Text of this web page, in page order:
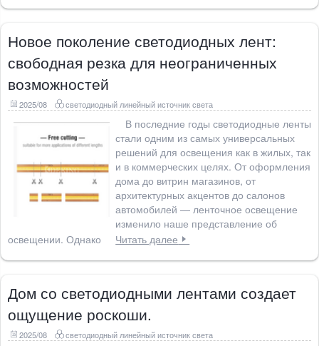
Новое поколение светодиодных лент:
свободная резка для неограниченных
возможностей
2025/08 светодиодный линейный источник света
В последние годы светодиодные ленты
стали одним из самых универсальных
решений для освещения как в жилых, так
и в коммерческих целях. От оформления
дома до витрин магазинов, от
архитектурных акцентов до салонов
автомобилей — ленточное освещение
изменило наше представление об
освещении. Однако
Читать далее
Дом со светодиодными лентами создает
ощущение роскоши.
2025/08 светодиодный линейный источник света